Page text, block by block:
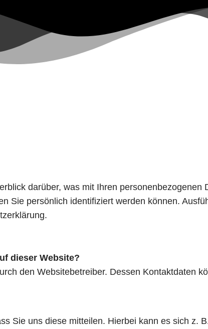
darüber, was mit Ihren
Sie persönlich identifiziert werden können.
dieser Website?
den Websitebetreiber. Dessen Kontaktdaten
Sie uns diese mitteilen. Hierbei kann es sich z.